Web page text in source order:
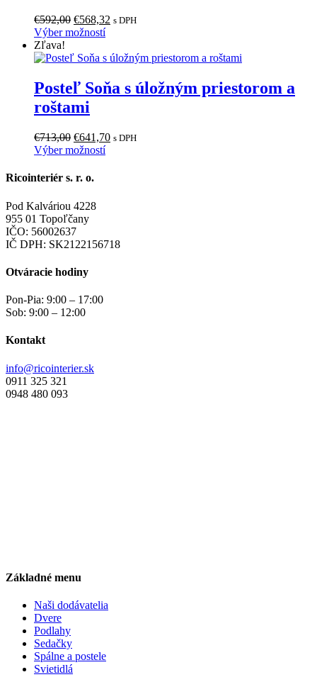
vybrať
na
stránke
produktu.
€592,00 Pôvodná
cena
€592,00.
€568,32 Aktuálna
€568,32.
s DPH
Výber možnostíTento
má
variantov.
Možnosti
vybrať
na
stránke
Zľava!
Posteľ Soňa s úložným priestorom a
roštami
€713,00 Pôvodná
cena
€713,00.
€641,70Aktuálna
s DPH
Výber možnostíTento
môžete
vybrať
Ricointeriér s. r. o.
Pod Kalváriou 4228
955 01 Topoľčany
IČO: 56002637
IČ DPH: SK2122156718
Otváracie hodiny
Pon-Pia: 9:00 – 17:00
Sob: 9:00 – 12:00
Kontakt
info@ricointerier.sk
0911 325 321
0948 480 093
Základné menu
Naši dodávatelia
Dvere
Podlahy
Sedačky
Spálne a postele
Svietidlá